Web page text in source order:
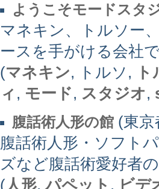
ようこそモードスタ
マネキン、トルソー
ースを手がける会社
(マネキン, トルソ,
ィ , モード, スタジオ,
腹話術人形の館 (東京
腹話術人形・ソフト
ズなど腹話術愛好者
(人形,パペット , ビデ